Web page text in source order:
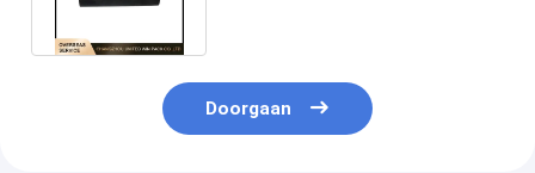
Doorgaan